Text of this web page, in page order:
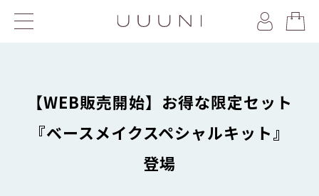
【WEB販売開始】お得な限定セット
『ベースメイクスペシャルキット』
登場